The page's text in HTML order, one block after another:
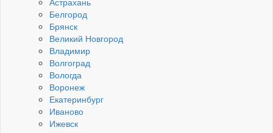
Белгород
Брянск
Великий Новгород
Владимир
Волгоград
Вологда
Воронеж
Екатеринбург
Иваново
Ижевск